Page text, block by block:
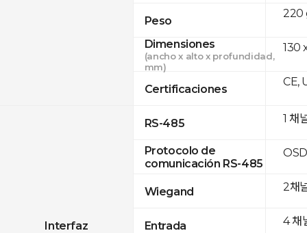
Peso
Dimensiones
(ancho x alto x profundidad,
mm)
Certificaciones
Interfaz
RS-485
Protocolo de
comunicación RS-485
Wiegand
Entrada
220
130
CE,
1 채
2채
4 채